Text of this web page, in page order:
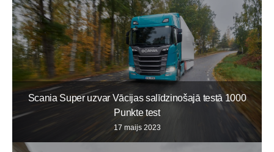
Scania Super uzvar Vācijas salīdzinošajā testā 1000
Punkte test
17 maijs 2023